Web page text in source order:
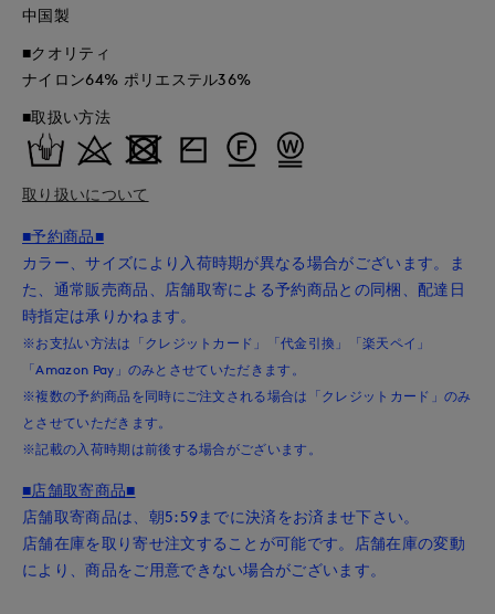
中国製
■クオリティ
ナイロン64% ポリエステル36%
■取扱い方法
取り扱いについて
■予約商品■
カラー、サイズにより入荷時期が異なる場合がございます。ま
た、通常販売商品、店舗取寄による予約商品との同梱、配達日
時指定は承りかねます。
※お支払い方法は「クレジットカード」「代金引換」「楽天ペイ」
「Amazon Pay」のみとさせていただきます。
※複数の予約商品を同時にご注文される場合は「クレジットカード」のみ
とさせていただきます。
※記載の入荷時期は前後する場合がございます。
■店舗取寄商品■
店舗取寄商品は、朝5:59までに決済をお済ませ下さい。
店舗在庫を取り寄せ注文することが可能です。店舗在庫の変動
により、商品をご用意できない場合がございます。